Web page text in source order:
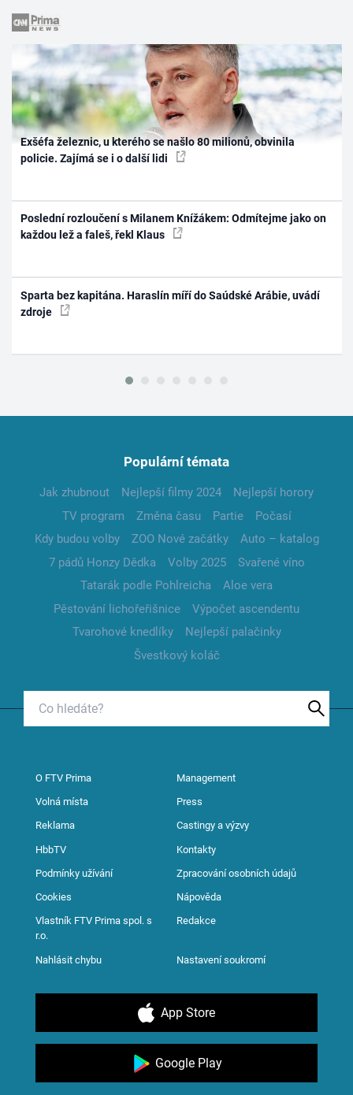
Exšéfa železnic, u kterého se našlo 80 milionů, obvinila
policie. Zajímá se i o další lidi
Poslední rozloučení s Milanem Knížákem: Odmítejme jako on
každou lež a faleš, řekl Klaus
Sparta bez kapitána. Haraslín míří do Saúdské Arábie, uvádí
zdroje
Populární témata
Jak zhubnout Nejlepší filmy 2024
Nejlepší horory
TV program
Změna času Partie
Počasí
Kdy budou volby
ZOO Nové začátky
Auto – katalog
7 pádů Honzy Dědka
Volby 2025
Svařené víno
Tatarák podle Pohlreicha
Aloe vera
Pěstování lichořeřišnice
Výpočet ascendentu
Tvarohové knedlíky
Nejlepší palačinky
Švestkový koláč
O FTV Prima Management
Volná místa Press
Reklama Castingy a výzvy
HbbTV Kontakty
Podmínky užívání Zpracování osobních údajů
Cookies Nápověda
Vlastník FTV Prima spol. s
r.o.
Redakce
Nahlásit chybu Nastavení soukromí
App Store
Google Play